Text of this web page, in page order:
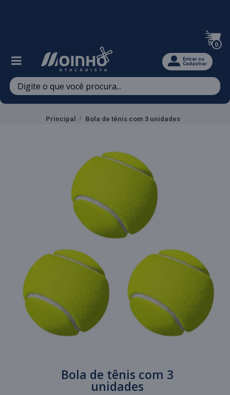
0
Entrar ou
Cadastrar
Principal Bola de tênis com 3 unidades
Bola de tênis com 3
unidades